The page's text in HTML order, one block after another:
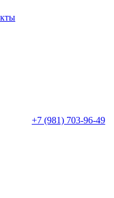
+7 (981) 703-96-49